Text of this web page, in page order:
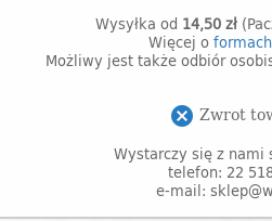
Wysyłka od 14,50 zł
Więcej o
Możliwy jest także odbiór
cancel Zwrot
Wystarczy się z nami
telefon: 22
e-mail: